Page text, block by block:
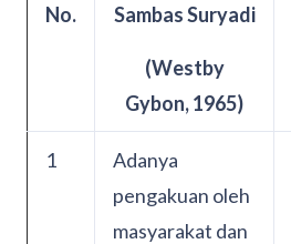
No. Sambas Suryadi
(Westby
Gybon, 1965)
1
Adanya
pengakuan oleh
masyarakat dan